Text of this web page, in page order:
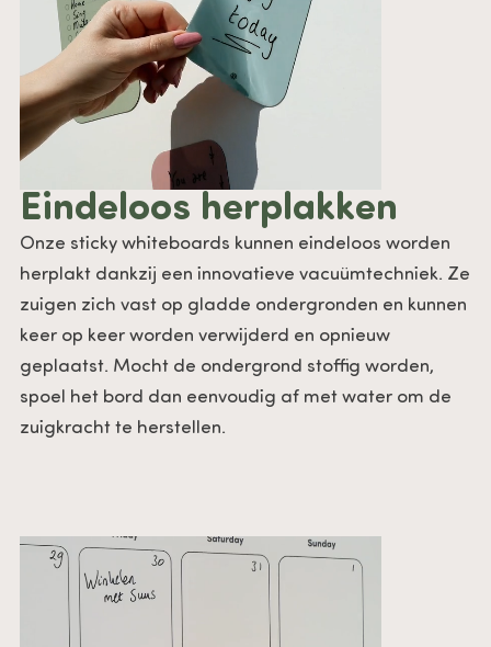
Eindeloos herplakken
Onze sticky whiteboards kunnen eindeloos worden
herplakt dankzij een innovatieve vacuümtechniek. Ze
zuigen zich vast op gladde ondergronden en kunnen
keer op keer worden verwijderd en opnieuw
geplaatst. Mocht de ondergrond stoffig worden,
spoel het bord dan eenvoudig af met water om de
zuigkracht te herstellen.